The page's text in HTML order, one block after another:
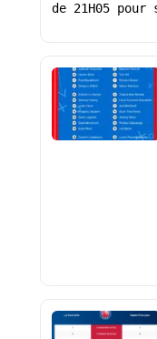
de 21H05